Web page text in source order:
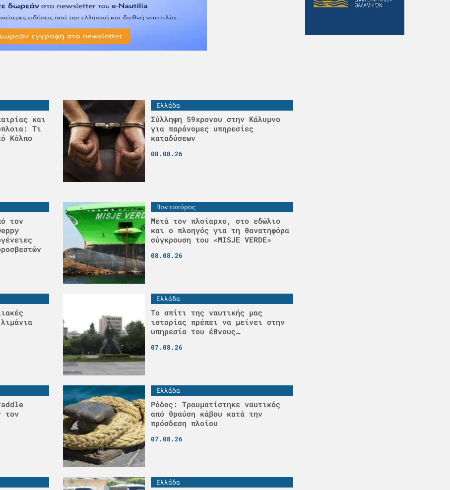
και
Τι
Κόλπο
Ελλάδα
Σύλληψη 59χρονου στην Κάλυμνο
για παράνομες υπηρεσίες
καταδύσεων
08.08.26
τον
Ποντοπόρος
Μετά τον πλοίαρχο, στο εδώλιο
και ο πλοηγός για τη θανατηφόρα
σύγκρουση του «MISJE VERDE»
08.08.26
Ελλάδα
Το σπίτι της ναυτικής μας
ιστορίας πρέπει να μείνει στην
υπηρεσία του έθνους…
07.08.26
τον
Ελλάδα
Ρόδος: Τραυματίστηκε ναυτικός
από θραύση κάβου κατά την
πρόσδεση πλοίου
07.08.26
Ελλάδα